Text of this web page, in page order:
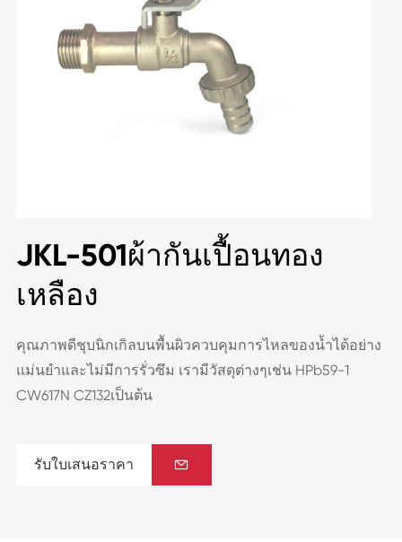
JKL-501ผ้ากันเปื้อนทอง
เหลือง
คุณภาพดีชุบนิกเกิลบนพื้นผิวควบคุมการไหลของน้ำได้อย่าง
แม่นยำและไม่มีการรั่วซึม เรามีวัสดุต่างๆเช่น HPb59-1
CW617N CZ132เป็นต้น
รับใบเสนอราคา 